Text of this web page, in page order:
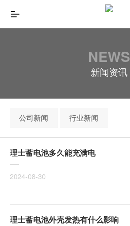
NEWS
新闻资讯
公司新闻 行业新闻
理士蓄电池多久能充满电
2024-08-30
理士蓄电池外壳发热有什么影响